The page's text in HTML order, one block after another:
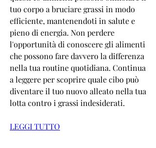
tuo corpo a bruciare grassi in modo
efficiente, mantenendoti in salute e
pieno di energia. Non perdere
l'opportunità di conoscere gli alimenti
che possono fare davvero la differenza
nella tua routine quotidiana. Continua
a leggere per scoprire quale cibo può
diventare il tuo nuovo alleato nella tua
lotta contro i grassi indesiderati.
LEGGI TUTTO